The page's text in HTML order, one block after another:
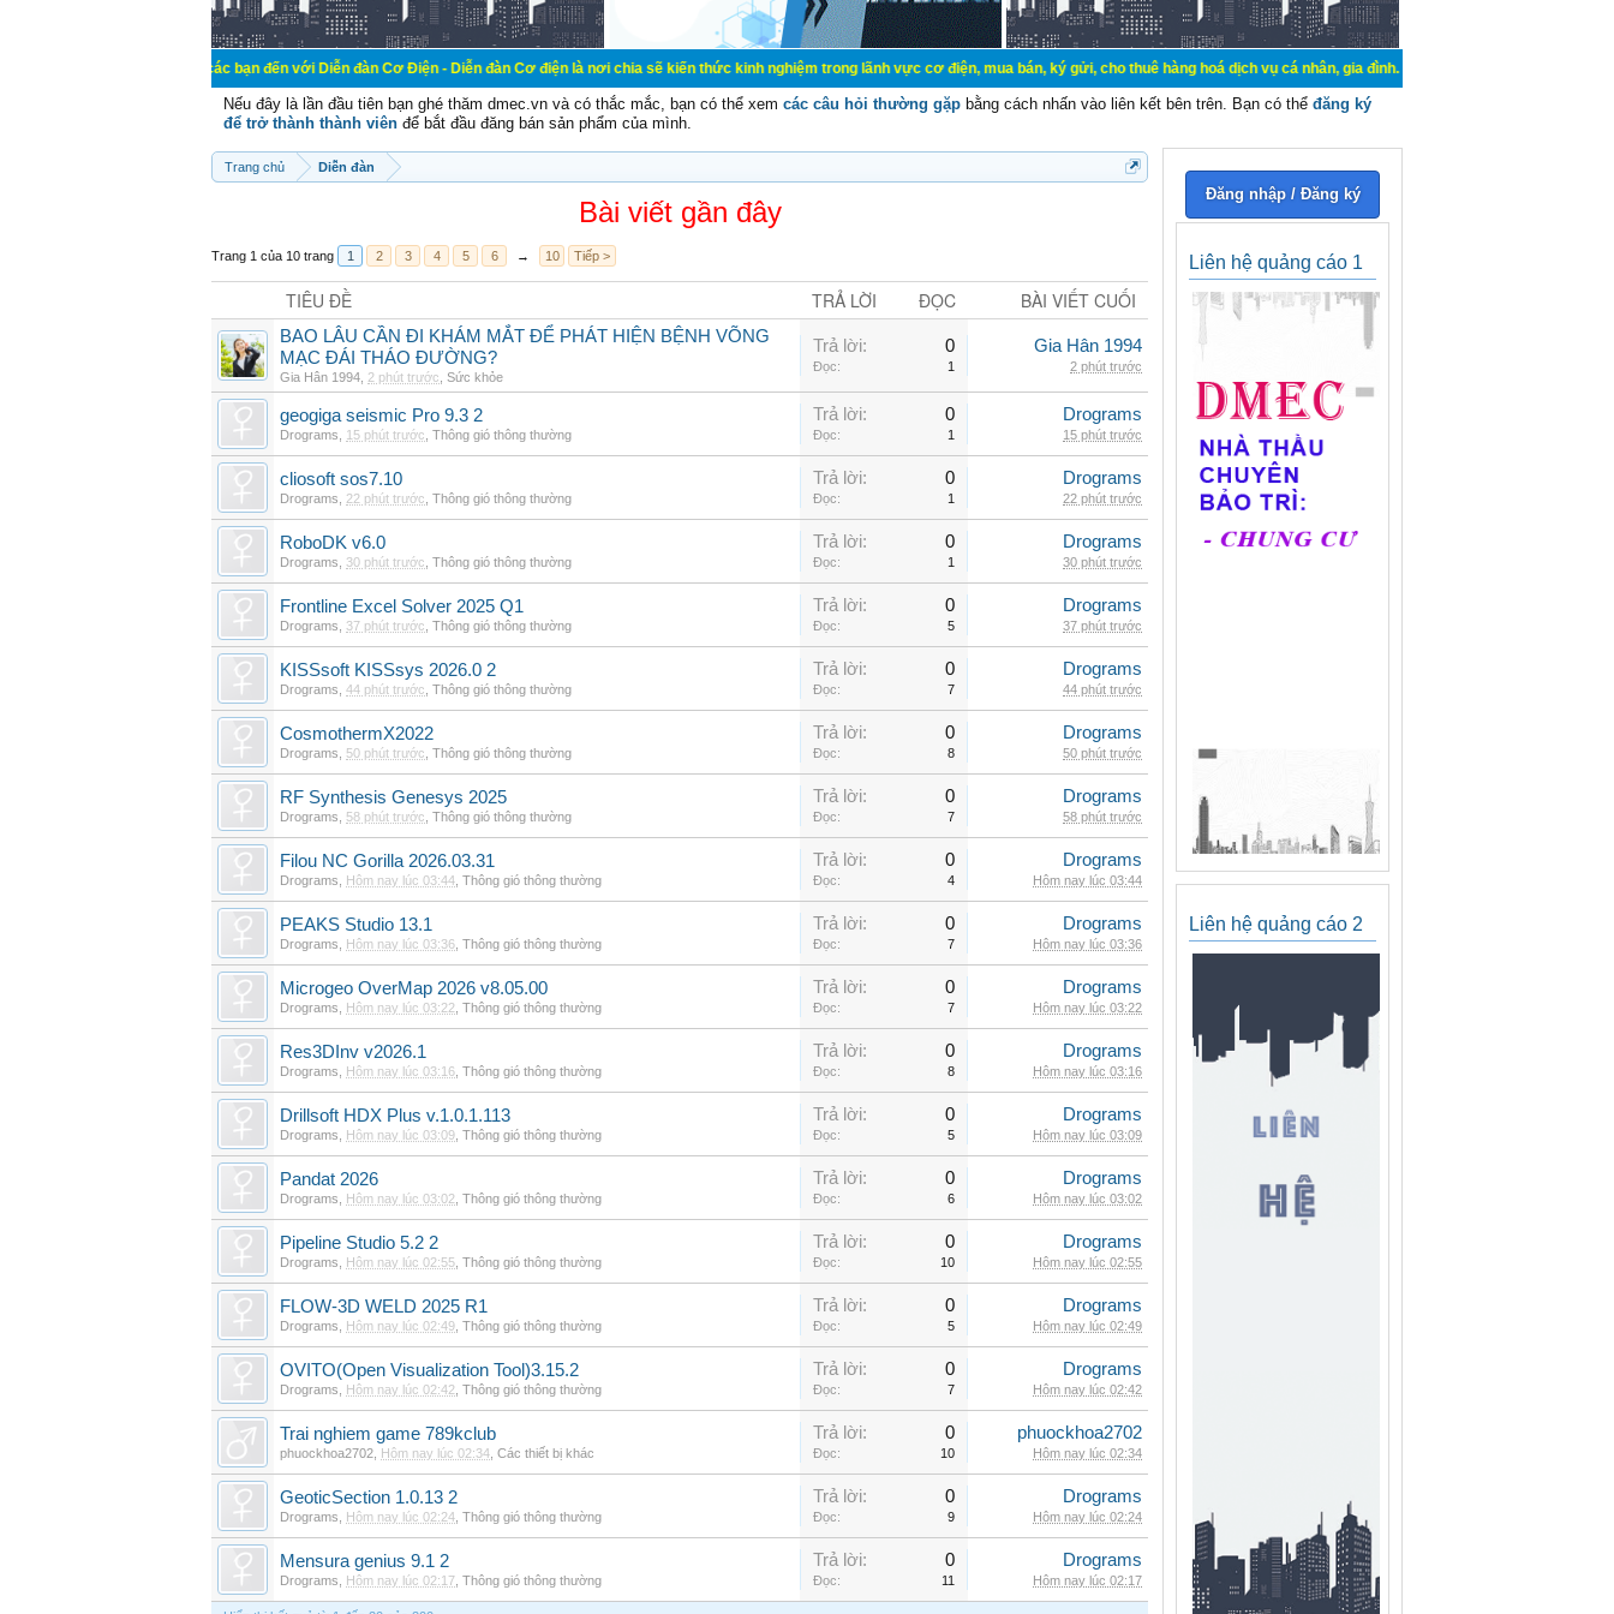
Chào mừng các bạn đến với Diễn đàn Cơ Điện - Diễn đàn Cơ điện là nơi chia sẽ kiến thức kinh nghiệm trong lãnh vực cơ điện, mua bán, ký gửi, cho thuê hàng hoá dịch vụ cá nhân, gia đình. Mua bán, ký gửi, cho thuê thiết bị hệ
Nếu đây là lần đầu tiên bạn ghé thăm dmec.vn và có thắc mắc, bạn có thể xem các câu hỏi thường gặp bằng cách nhấn vào liên kết bên trên. Bạn có thể đăng ký
để trở thành thành viên để bắt đầu đăng bán sản phẩm của mình.
Trang chủ Diễn đàn
Bài viết gần đây
Trang 1 của 10 trang 1 2 3 4 5 6 → 10 Tiếp >
TIÊU ĐỀ TRẢ LỜI ĐỌC BÀI VIẾT CUỐI
BAO LÂU CẦN ĐI KHÁM MẮT ĐỂ PHÁT HIỆN BỆNH VÕNG
MẠC ĐÁI THÁO ĐƯỜNG?
Gia Hân 1994 2 phút trước Sức khỏe
Trả lời: 0
Đọc: 1
Gia Hân 1994
2 phút trước
geogiga seismic Pro 9.3 2
Drograms 15 phút trước Thông gió thông thường
Trả lời: 0
Đọc: 1
Drograms
15 phút trước
cliosoft sos7.10
Drograms 22 phút trước Thông gió thông thường
Trả lời: 0
Đọc: 1
Drograms
22 phút trước
RoboDK v6.0
Drograms 30 phút trước Thông gió thông thường
Trả lời: 0
Đọc: 1
Drograms
30 phút trước
Frontline Excel Solver 2025 Q1
Drograms 37 phút trước Thông gió thông thường
Trả lời: 0
Đọc: 5
Drograms
37 phút trước
KISSsoft KISSsys 2026.0 2
Drograms 44 phút trước Thông gió thông thường
Trả lời: 0
Đọc: 7
Drograms
44 phút trước
CosmothermX2022
Drograms 50 phút trước Thông gió thông thường
Trả lời: 0
Đọc: 8
Drograms
50 phút trước
RF Synthesis Genesys 2025
Drograms 58 phút trước Thông gió thông thường
Trả lời: 0
Đọc: 7
Drograms
58 phút trước
Filou NC Gorilla 2026.03.31
Drograms Hôm nay lúc 03:44 Thông gió thông thường
Trả lời: 0
Đọc: 4
Drograms
Hôm nay lúc 03:44
PEAKS Studio 13.1
Drograms Hôm nay lúc 03:36 Thông gió thông thường
Trả lời: 0
Đọc: 7
Drograms
Hôm nay lúc 03:36
Microgeo OverMap 2026 v8.05.00
Drograms Hôm nay lúc 03:22 Thông gió thông thường
Trả lời: 0
Đọc: 7
Drograms
Hôm nay lúc 03:22
Res3DInv v2026.1
Drograms Hôm nay lúc 03:16 Thông gió thông thường
Trả lời: 0
Đọc: 8
Drograms
Hôm nay lúc 03:16
Drillsoft HDX Plus v.1.0.1.113
Drograms Hôm nay lúc 03:09 Thông gió thông thường
Trả lời: 0
Đọc: 5
Drograms
Hôm nay lúc 03:09
Pandat 2026
Drograms Hôm nay lúc 03:02 Thông gió thông thường
Trả lời: 0
Đọc: 6
Drograms
Hôm nay lúc 03:02
Pipeline Studio 5.2 2
Drograms Hôm nay lúc 02:55 Thông gió thông thường
Trả lời: 0
Đọc: 10
Drograms
Hôm nay lúc 02:55
FLOW-3D WELD 2025 R1
Drograms Hôm nay lúc 02:49 Thông gió thông thường
Trả lời: 0
Đọc: 5
Drograms
Hôm nay lúc 02:49
OVITO(Open Visualization Tool)3.15.2
Drograms Hôm nay lúc 02:42 Thông gió thông thường
Trả lời: 0
Đọc: 7
Drograms
Hôm nay lúc 02:42
Trai nghiem game 789kclub
phuockhoa2702 Hôm nay lúc 02:34 Các thiết bị khác
Trả lời: 0
Đọc: 10
phuockhoa2702
Hôm nay lúc 02:34
GeoticSection 1.0.13 2
Drograms Hôm nay lúc 02:24 Thông gió thông thường
Trả lời: 0
Đọc: 9
Drograms
Hôm nay lúc 02:24
Mensura genius 9.1 2
Drograms Hôm nay lúc 02:17 Thông gió thông thường
Trả lời: 0
Đọc: 11
Drograms
Hôm nay lúc 02:17
Đăng nhập / Đăng ký
Liên hệ quảng cáo 1
Liên hệ quảng cáo 2